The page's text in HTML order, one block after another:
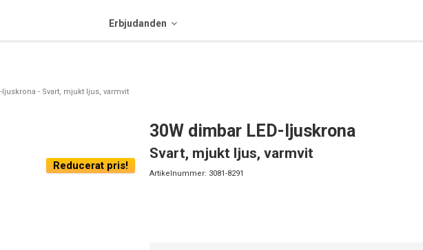
Erbjudanden
ljuskrona - Svart, mjukt ljus, varmvit
Reducerat pris!
30W dimbar LED-ljuskrona
Svart, mjukt ljus, varmvit
Artikelnummer: 3081-8291